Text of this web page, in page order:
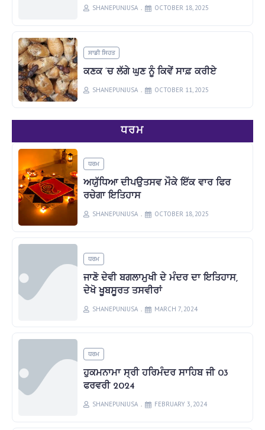
SHANEPUNJUSA OCTOBER 18, 2025
ਸਾਡੀ ਸਿਹਤ
ਕਣਕ ‘ਚ ਲੱਗੇ ਘੁਣ ਨੂੰ ਕਿਵੇਂ ਸਾਫ਼ ਕਰੀਏ
SHANEPUNJUSA OCTOBER 11, 2025
ਧਰਮ
ਧਰਮ
ਅਯੁੱਧਿਆ ਦੀਪਉਤਸਵ ਮੌਕੇ ਇੱਕ ਵਾਰ ਫਿਰ
ਰਚੇਗਾ ਇਤਿਹਾਸ
SHANEPUNJUSA OCTOBER 18, 2025
ਧਰਮ
ਜਾਣੋ ਦੇਵੀ ਬਗਲਾਮੁਖੀ ਦੇ ਮੰਦਰ ਦਾ ਇਤਿਹਾਸ,
ਦੇਖੋ ਖੂਬਸੂਰਤ ਤਸਵੀਰਾਂ
SHANEPUNJUSA MARCH 7, 2024
ਧਰਮ
ਹੁਕਮਨਾਮਾ ਸ੍ਰੀ ਹਰਿਮੰਦਰ ਸਾਹਿਬ ਜੀ 03
ਫਰਵਰੀ 2024
SHANEPUNJUSA FEBRUARY 3, 2024